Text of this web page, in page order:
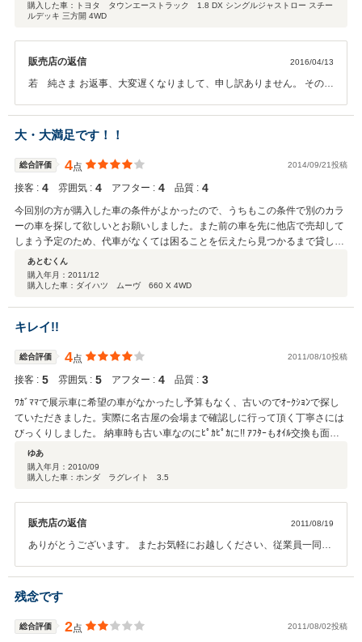
上には写真が3枚しかなく不安だったのですが、試運転させて貰えばいいだ
ろうと長野まで出向きました。 ガソリンでハイギヤードなのか、基本古い
7Kエンジンの為かスタートのトルクが無く、農家の私の使い方では圃場の搬
入路のターンなどで、ボンゴ・バネットの副変速付きが欲しいと思いました
が、何せモノがありません。 お店の評価が☆3つあまりとあまり良くないの
でそこも不安だったのですが、私的にはとても良い販売店だと思います。 店
いただきました。商談時、業販では現状渡しということだったのですが、カ
トーオートさんで購入ということなら面倒見ますということで、ウォーター
ーポンプから噴き出した経験があるので…、今は品質が向上していると思い
用事があるときに積載車で持ってきてくださるということを責任者の方に言
っていただき、こちらからの送金の手続きなどが済んでから5日ほどで持っ
てこられました。 到着時、責任者の加藤さんから地場の桃を一箱、頂戴しま
した。美味しくいただき、感謝です。また保障は期待していなかったのです
ことでした。(これだけは評価が不明ということで) 受け取ってから運転して
みるとやはりトルクが無く、雪深いときや農道では使いにくいと思いました
マニュアル・ロックなのだけど…)によるブレーキング現象も感じることな
バーも割とカチッと入る方だと思います。 細かいところですが、燃料を満タ
ンにしてもらったときに2つあるトリップ・メーターがちゃんと0㎞になって
単にですが縫ってありました。 そういったことで凄く満足しております。
以上、1か月過ぎたあたりで頂いた様子伺いの葉書への返事を含めて、あり
がとうございました。遠いですが、また機会がありましたら宜しくお願いい
たします。 (長文、失礼しました。)
購入した車：トヨタ タウンエーストラック 1.8 DX シングルジャストロー スチー
ルデッキ 三方開 4WD
販売店の返信 2016/04/13
若 純さま お返事、大変遅くなりまして、申し訳ありません。 その
してありがとうございました。 またなにかありましたらお手伝いさせ
て頂きますのでお声掛けください。 弊社をとても評価して頂き、一同
うれしく思っております。
大・大満足です！！
総合評価 4点 2014/09/21投稿
接客 : 4 雰囲気 : 4 アフター : 4 品質 : 4
今回別の方が購入した車の条件がよかったので、うちもこの条件で別のカラ
ーの車を探して欲しいとお願いしました。また前の車を先に他店で売却して
しまう予定のため、代車がなくては困ることを伝えたら見つかるまで貸して
いただき本当に助かりました。それにオイル交換やタイヤ交換等のアフター
もサービスでやっていただけるので本当に良かったです。
あとむくん
購入年月： 2011/12
購入した車：ダイハツ ムーヴ 660 X 4WD
キレイ!!
総合評価 4点 2011/08/10投稿
接客 : 5 雰囲気 : 5 アフター : 4 品質 : 3
ﾜｶﾞﾏﾏで展示車に希望の車がなかったし予算もなく、古いのでｵｰｸｼｮﾝで探し
ていただきました。実際に名古屋の会場まで確認しに行って頂く丁寧さには
びっくりしました。 納車時も古い車なのにﾋﾟｶﾋﾟｶに!! ｱﾌﾀｰもｵｲﾙ交換も面倒
見ていただき、ちょっとした修理も忙しいのに笑顔で たまに時間かかる事も
ありますが、買う時もﾜｶﾞﾏﾏ聞いて頂いたしお互い様。次もﾜｶﾞﾏﾏ聞いてもら
うと決めています。その節はありがとうございました。
ゆあ
購入年月： 2010/09
購入した車：ホンダ ラグレイト 3.5
販売店の返信 2011/08/19
ありがとうございます。 またお気軽にお越しください、従業員一同心
残念です
総合評価 2点 2011/08/02投稿